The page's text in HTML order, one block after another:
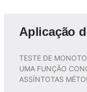
Aplicação
TESTE DE
UMA FUNÇÃO
ASSÍNTOTAS